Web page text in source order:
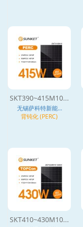
SKT390~415M10...
无锡萨科特新能...
背钝化 (PERC)
SKT410~430M10...